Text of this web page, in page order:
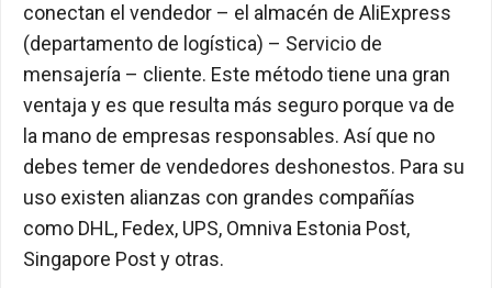
conectan el vendedor – el almacén de AliExpress
(departamento de logística) – Servicio de
mensajería – cliente. Este método tiene una gran
ventaja y es que resulta más seguro porque va de
la mano de empresas responsables. Así que no
debes temer de vendedores deshonestos. Para su
uso existen alianzas con grandes compañías
como DHL, Fedex, UPS, Omniva Estonia Post,
Singapore Post y otras.